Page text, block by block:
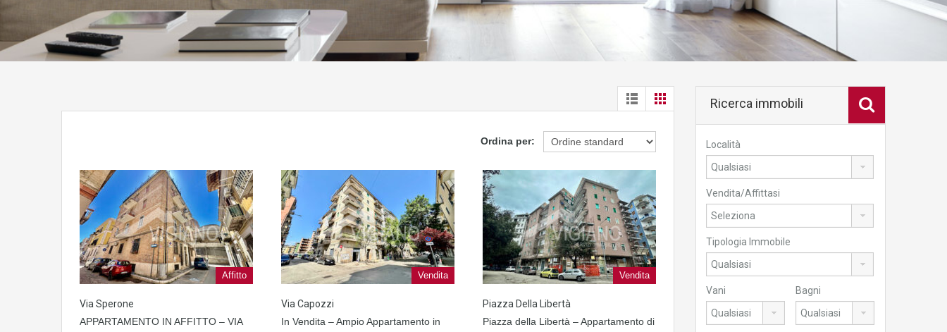
Ordina per:
Affitto
Via Sperone
APPARTAMENTO IN AFFITTO – VIA
Vendita
Via Capozzi
In Vendita – Ampio Appartamento in
Vendita
Piazza Della Libertà
Piazza della Libertà – Appartamento di
Ricerca immobili
Località
Vendita/Affittasi
Tipologia Immobile
Vani Bagni